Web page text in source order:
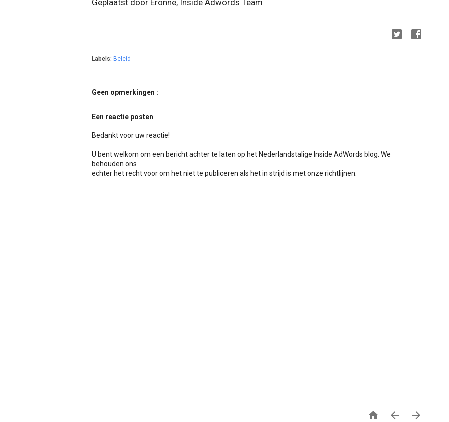
Geplaatst door Eronne, Inside Adwords Team
Labels: Beleid
Geen opmerkingen :
Een reactie posten
Bedankt voor uw reactie!
U bent welkom om een bericht achter te laten op het Nederlandstalige Inside AdWords blog. We
behouden ons
echter het recht voor om het niet te publiceren als het in strijd is met onze richtlijnen.
  